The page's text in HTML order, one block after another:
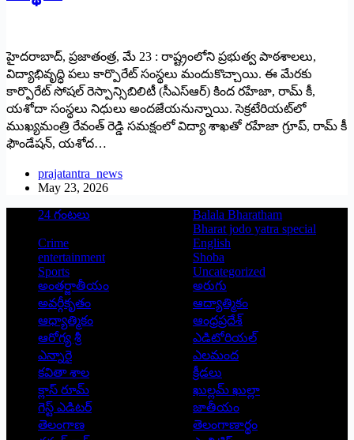
హైదరాబాద్, ప్రజాతంత్ర, మే 23 : రాష్ట్రంలోని ప్రభుత్వ పాఠశాలలు,
విద్యాభివృద్ధి పలు కార్పొరేట్ సంస్థలు మందుకొచ్చాయి. ఈ మేరకు
కార్పొరేట్ సోషల్ రెస్పాన్సిబిలిటీ (సీఎస్ఆర్) కింద రహేజా, రామ్ కీ,
యశోదా సంస్థలు నిధులు అందజేయనున్నాయి. సెక్రటేరియట్‌లో
ముఖ్యమంత్రి రేవంత్ రెడ్డి సమక్షంలో విద్యా శాఖతో రహేజా గ్రూప్, రామ్ కీ
ఫౌండేషన్, యశోద…
prajatantra_news
May 23, 2026
24 గంటలు
Balala Bharatham
Bharat jodo yatra special
Crime
English
entertainment
Shoba
Sports
Uncategorized
అంతర్జాతీయం
అరుగు
అవర్గీకృతం
ఆద్యాత్మికం
ఆధ్యాత్మికం
ఆంధ్రప్రదేశ్
ఆరోగ్య శ్రీ
ఎడిటోరియల్
ఎన్నారై
ఎలమంద
కవితా శాల
క్రీడలు
క్లాస్ రూమ్
ఖుల్లమ్ ఖుల్లా
గెస్ట్ ఎడిటర్
జాతీయం
తెలంగాణ
తెలంగాణార్థం